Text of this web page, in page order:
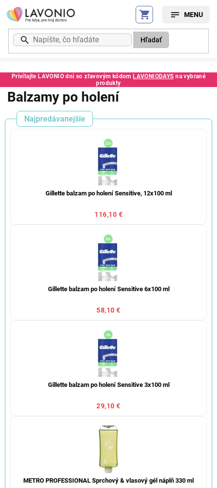
Prejsť
na
obsah
Privítajte LAVONIO dni so zľavovým kódom LAVONIODAYS na vybrané
produkty
Hľadať
Balzamy po holení
Najpredávanejšie
Gillette balzam po holení Sensitive, 12x100 ml
116,10 €
Gillette balzam po holení Sensitive 6x100 ml
58,10 €
Gillette balzam po holení Sensitive 3x100 ml
29,10 €
METRO PROFESSIONAL Sprchový & vlasový gél náplň 330 ml